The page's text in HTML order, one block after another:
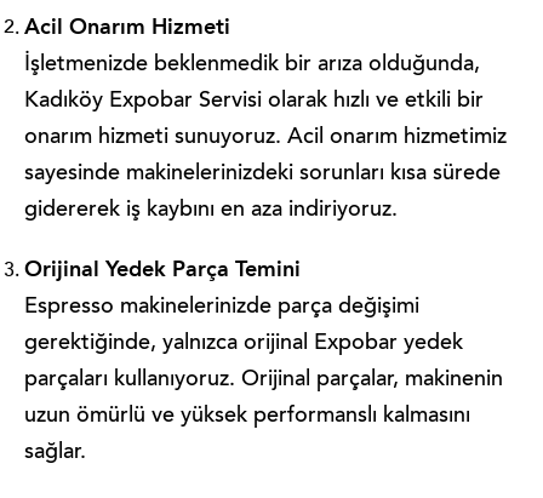
Acil Onarım Hizmeti
İşletmenizde beklenmedik bir arıza olduğunda,
Kadıköy Expobar Servisi olarak hızlı ve etkili bir
onarım hizmeti sunuyoruz. Acil onarım hizmetimiz
sayesinde makinelerinizdeki sorunları kısa sürede
gidererek iş kaybını en aza indiriyoruz.
Orijinal Yedek Parça Temini
Espresso makinelerinizde parça değişimi
gerektiğinde, yalnızca orijinal Expobar yedek
parçaları kullanıyoruz. Orijinal parçalar, makinenin
uzun ömürlü ve yüksek performanslı kalmasını
sağlar.